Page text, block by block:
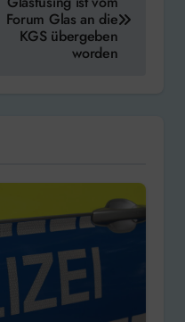
Forum Glas an die
KGS übergeben
worden